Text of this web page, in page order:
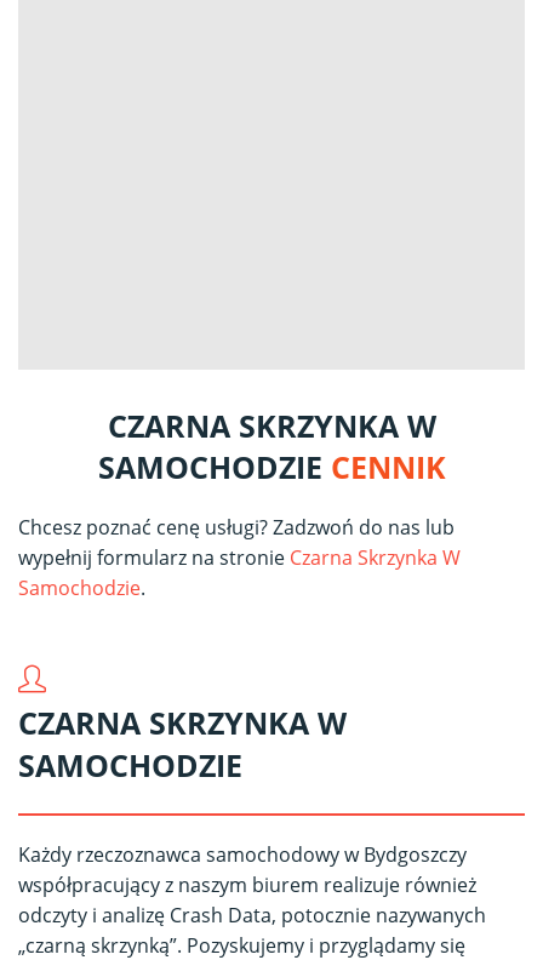
CZARNA SKRZYNKA W
SAMOCHODZIE CENNIK
Chcesz poznać cenę usługi? Zadzwoń do nas lub
wypełnij formularz na stronie Czarna Skrzynka W
Samochodzie.
CZARNA SKRZYNKA W
SAMOCHODZIE
Każdy rzeczoznawca samochodowy w Bydgoszczy
współpracujący z naszym biurem realizuje również
odczyty i analizę Crash Data, potocznie nazywanych
„czarną skrzynką”. Pozyskujemy i przyglądamy się